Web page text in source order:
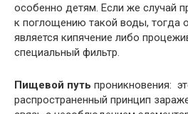
особенно детям. Если же случай
к поглощению такой воды, тогда
является кипячение либо
специальный фильтр.
Пищевой путь проникновения:
распространенный принцип